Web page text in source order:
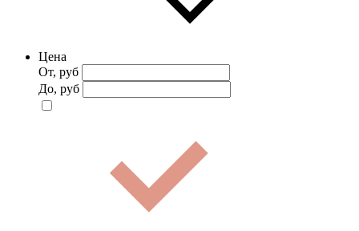
Цена
От, руб
До, руб